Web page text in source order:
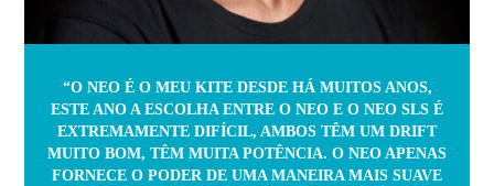
“O NEO É O MEU KITE DESDE HÁ MUITOS ANOS,
ESTE ANO A ESCOLHA ENTRE O NEO E O NEO SLS É
EXTREMAMENTE DIFÍCIL, AMBOS TÊM UM DRIFT
MUITO BOM, TÊM MUITA POTÊNCIA. O NEO APENAS
FORNECE O PODER DE UMA MANEIRA MAIS SUAVE